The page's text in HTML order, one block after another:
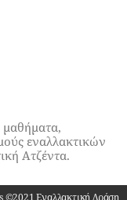
μαθήματα,
εναλλακτικών
Ατζέντα.